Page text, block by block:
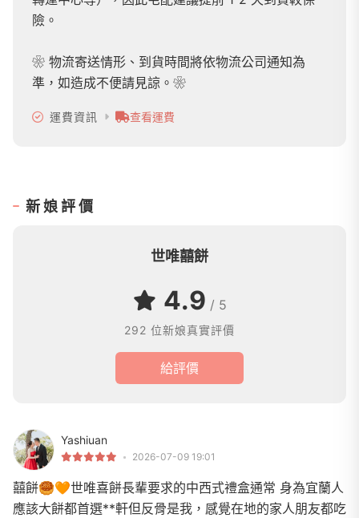
險。
❀ 物流寄送情形、到貨時間將依物流公司通知為
準，如造成不便請見諒。❀
運費資訊 查看運費
新娘評價
世唯囍餅
4.9 / 5
292 位新娘真實評價
給評價
Yashiuan
2026-07-09 19:01
囍餅🥮🧡世唯喜餅長輩要求的中西式禮盒通常 身為宜蘭人
應該大餅都首選**軒但反骨是我，感覺在地的家人朋友都吃